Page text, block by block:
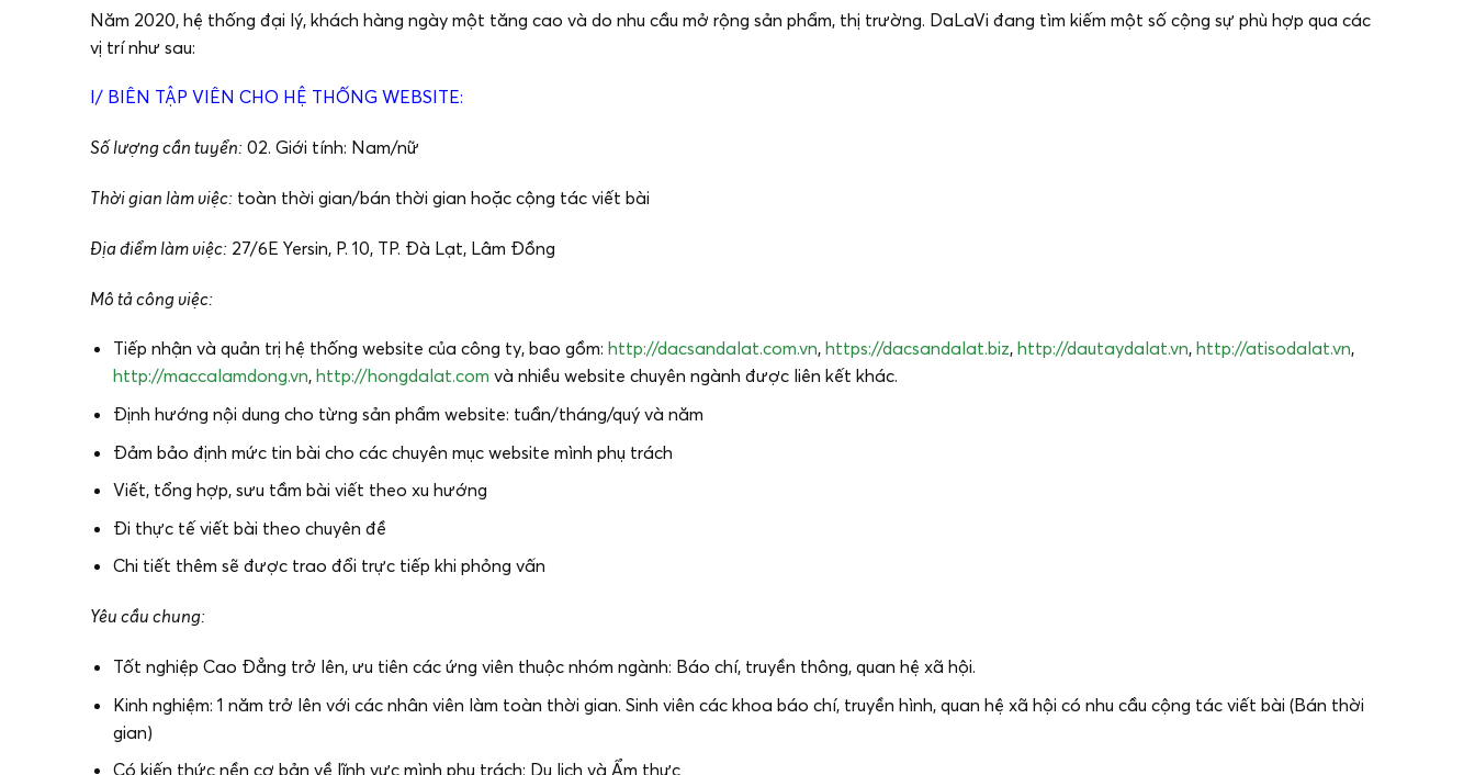
Năm 2020, hệ thống đại lý, khách hàng ngày một tăng cao và do nhu cầu mở rộng sản phẩm, thị trường. DaLaVi đang tìm kiếm một số cộng sự phù hợp qua các
vị trí như sau:
I/ BIÊN TẬP VIÊN CHO HỆ THỐNG WEBSITE:
Số lượng cần tuyển: 02. Giới tính: Nam/nữ
Thời gian làm việc: toàn thời gian/bán thời gian hoặc cộng tác viết bài
Địa điểm làm việc: 27/6E Yersin, P. 10, TP. Đà Lạt, Lâm Đồng
Mô tả công việc:
Tiếp nhận và quản trị hệ thống website của công ty, bao gồm: http://dacsandalat.com.vn, https://dacsandalat.biz, http://dautaydalat.vn, http://atisodalat.vn,
http://maccalamdong.vn, http://hongdalat.com và nhiều website chuyên ngành được liên kết khác.
Định hướng nội dung cho từng sản phẩm website: tuần/tháng/quý và năm
Đảm bảo định mức tin bài cho các chuyên mục website mình phụ trách
Viết, tổng hợp, sưu tầm bài viết theo xu hướng
Đi thực tế viết bài theo chuyên đề
Chi tiết thêm sẽ được trao đổi trực tiếp khi phỏng vấn
Yêu cầu chung:
Tốt nghiệp Cao Đẳng trở lên, ưu tiên các ứng viên thuộc nhóm ngành: Báo chí, truyền thông, quan hệ xã hội.
Kinh nghiệm: 1 năm trở lên với các nhân viên làm toàn thời gian. Sinh viên các khoa báo chí, truyền hình, quan hệ xã hội có nhu cầu cộng tác viết bài (Bán thời
gian)
Có kiến thức nền cơ bản về lĩnh vực mình phụ trách: Du lịch và Ẩm thực